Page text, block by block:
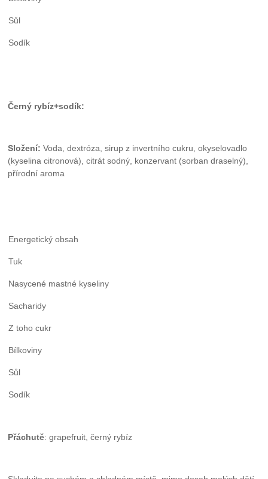
Sůl
Sodík
Černý rybíz+sodík:
Složení:Voda, dextróza, sirup z invertního cukru, okyselovadlo
(kyselina citronová), citrát sodný, konzervant (sorban draselný),
přírodní aroma
Energetický obsah
Tuk
Nasycené mastné kyseliny
Sacharidy
Z toho cukr
Bílkoviny
Sůl
Sodík
Přáchutě: grapefruit, černý rybíz